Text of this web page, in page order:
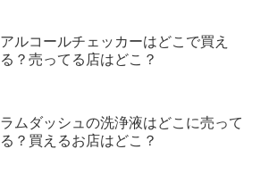
アルコールチェッカーはどこで買え
る？売ってる店はどこ？
ラムダッシュの洗浄液はどこに売って
る？買えるお店はどこ？